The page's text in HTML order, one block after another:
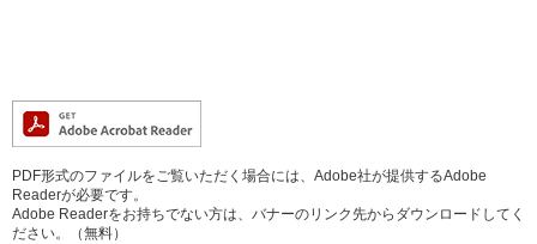
PDF形式のファイルをご覧いただく場合には、Adobe社が提供するAdobe
Readerが必要です。
Adobe Readerをお持ちでない方は、バナーのリンク先からダウンロードしてく
ださい。（無料）